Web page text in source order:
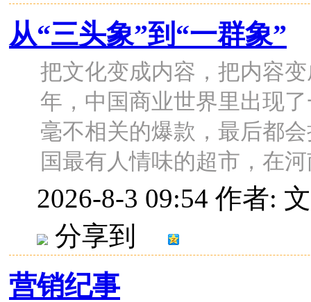
从“三头象”到“一群象”
把文化变成内容，把内容
年，中国商业世界里出现
毫不相关的爆款，最后都
国最有人情味的超市，在
2026-8-3 09:54 作者:
分享到
营销纪事